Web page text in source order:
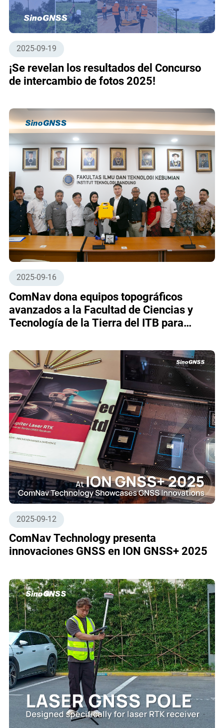
2025-09-19
¡Se revelan los resultados del Concurso
de intercambio de fotos 2025!
2025-09-16
ComNav dona equipos topográficos
avanzados a la Facultad de Ciencias y
Tecnología de la Tierra del ITB para
geoespacial en Indonesia
2025-09-12
ComNav Technology presenta
innovaciones GNSS en ION GNSS+ 2025